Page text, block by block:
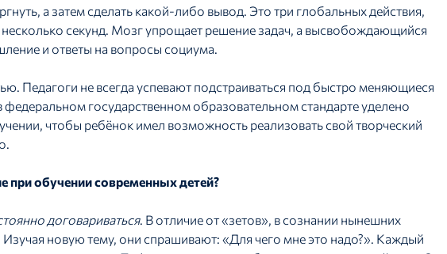
а затем сделать какой-либо вывод. Это три глобальных действия,
секунд. Мозг упрощает решение задач, а высвобождающийся
и ответы на вопросы социума.
Педагоги не всегда успевают подстраиваться под быстро меняющиеся
государственном образовательном стандарте уделено
чтобы ребёнок имел возможность реализовать свой творческий
обучении современных детей?
договариваться. В отличие от «зетов», в сознании нынешних
новую тему, они спрашивают: «Для чего мне это надо?». Каждый